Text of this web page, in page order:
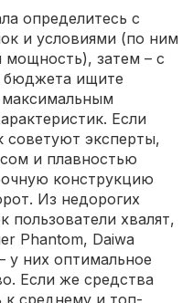
определитесь с
и условиями (по ним
затем – с
ищите
Если
эксперты,
и плавностью
конструкцию
Из недорогих
пользователи хвалят,
Phantom, Daiwa
у них оптимальное
Если же средства
к среднему и топ-